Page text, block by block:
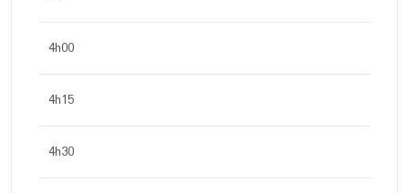
4h00
4h15
4h30